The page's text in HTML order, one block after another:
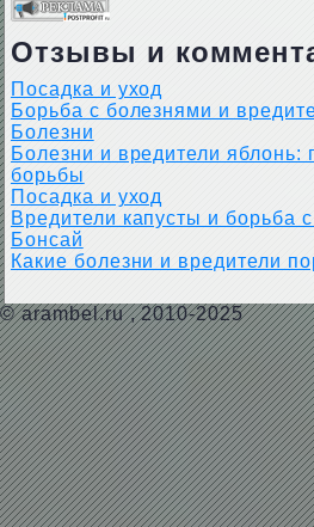
Отзывы и
Посадка и уход
Борьба с болезнями и
Болезни
Болезни и вредители яблонь:
борьбы
Посадка и уход
Вредители капусты и борьба
Бонсай
Какие болезни и вредители
© arambel.ru, 2010-2025